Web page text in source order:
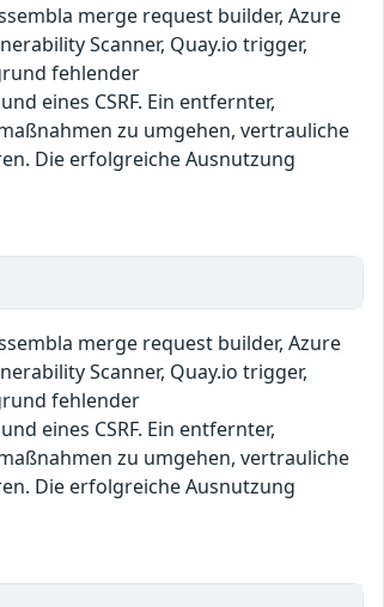
merge request builder, Azure
Scanner, Quay.io trigger,
fehlender
eines CSRF. Ein entfernter,
zu umgehen, vertrauliche
Die erfolgreiche Ausnutzung
merge request builder, Azure
Scanner, Quay.io trigger,
fehlender
eines CSRF. Ein entfernter,
zu umgehen, vertrauliche
Die erfolgreiche Ausnutzung